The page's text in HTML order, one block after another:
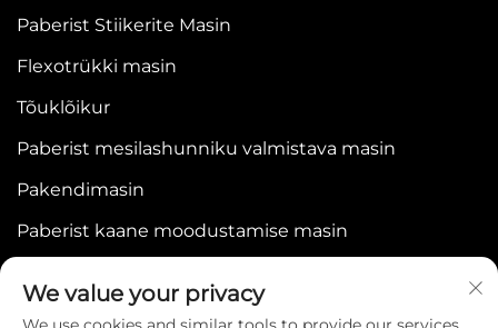
Paberist Stiikerite Masin
Flexotrükki masin
Tõuklõikur
Paberist mesilashunniku valmistava masin
Pakendimasin
Paberist kaane moodustamise masin
We value your privacy